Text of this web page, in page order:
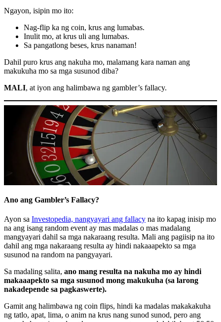
Ngayon, isipin mo ito:
Nag-flip ka ng coin, krus ang lumabas.
Inulit mo, at krus uli ang lumabas.
Sa pangatlong beses, krus nanaman!
Dahil puro krus ang nakuha mo, malamang kara naman ang
makukuha mo sa mga susunod diba?
MALI, at iyon ang halimbawa ng gambler’s fallacy.
Ano ang Gambler’s Fallacy?
Ayon sa Investopedia, nangyayari ang fallacy na ito kapag inisip mo
na ang isang random event ay mas madalas o mas madalang
mangyayari dahil sa mga nakaraang resulta. Mali ang pagiisip na ito
dahil ang mga nakaraang resulta ay hindi nakaaapekto sa mga
susunod na random na pangyayari.
Sa madaling salita, ano mang resulta na nakuha mo ay hindi
makaaapekto sa mga susunod mong makukuha (sa larong
nakadepende sa pagkaswerte).
Gamit ang halimbawa ng coin flips, hindi ka madalas makakakuha
ng tatlo, apat, lima, o anim na krus nang sunod sunod, pero ang